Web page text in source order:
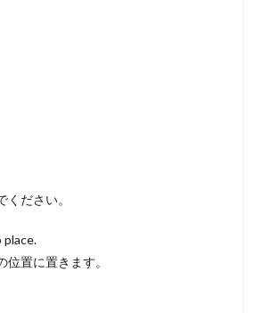
ください。
置に置きます。